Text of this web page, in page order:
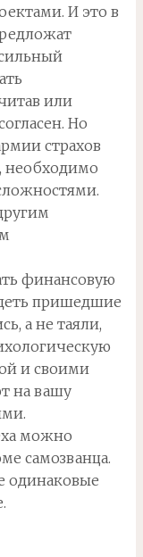
И это в
или
Но
страхов
необходимо
финансовую
пришедшие
а не таяли,
и своими
на вашу
можно
самозванца.
одинаковые